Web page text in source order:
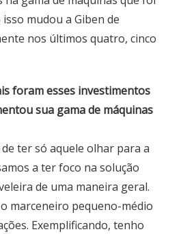
mudou a Giben de
nos últimos quatro, cinco
foram esses investimentos
sua gama de máquinas
ter só aquele olhar para a
a ter foco na solução
de uma maneira geral.
marceneiro pequeno-médio
Exemplificando, tenho